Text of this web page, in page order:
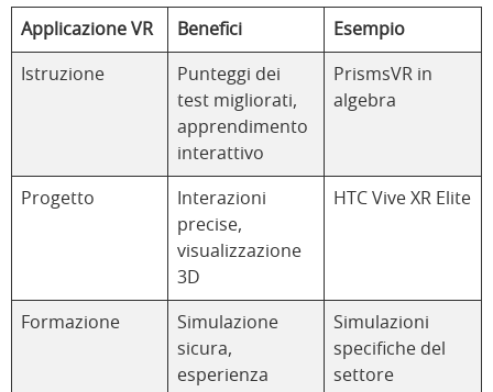
Applicazione VR Benefici Esempio
Istruzione
Punteggi dei
test migliorati,
apprendimento
interattivo
PrismsVR in
algebra
Progetto
Interazioni
precise,
visualizzazione
3D
HTC Vive XR Elite
Formazione
Simulazione
sicura,
esperienza
Simulazioni
specifiche del
settore